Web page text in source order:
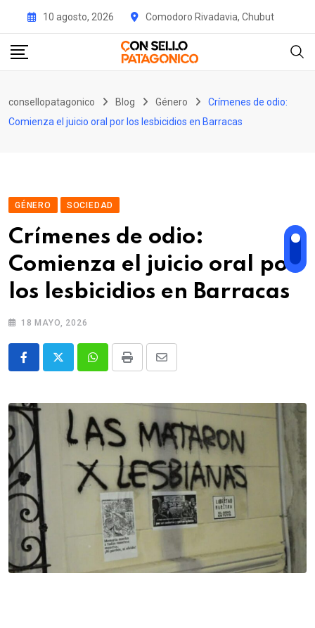
content
10 agosto, 2026 Comodoro Rivadavia, Chubut
consellopatagonico Blog Género
Crímenes de odio:
Comienza el juicio oral por los lesbicidios en Barracas
GÉNERO SOCIEDAD
Crímenes de odio:
Comienza el juicio oral por
los lesbicidios en Barracas
18 MAYO, 2026
WhatsappPrint
Share
Email